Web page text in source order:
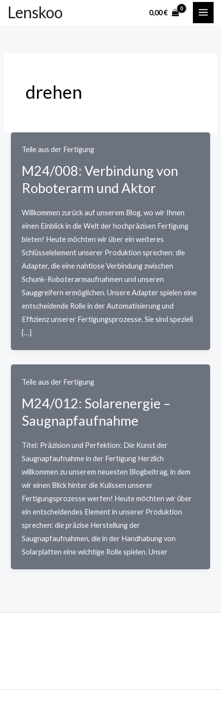
Zum
InhaltLenskoo 0,00€
drehen
Teile aus der Fertigung
M24/008: Verbindung von
Roboterarm und Aktor
Willkommen zurück auf unserem Blog, wo wir Ihnen
einen Einblick in die Welt der hochpräzisen Fertigung
bieten! Heute möchten wir über ein weiteres
Schlüsselelement unserer Produktion sprechen: die
Adapter, die eine nahtlose Verbindung zwischen
Schunk-Roboterarmaufnahmen und unseren
Sauggreifern ermöglichen. Unsere Adapter spielen eine
entscheidende Rolle in der Automatisierung und
Effizienz unserer Fertigungsprozesse. Sie sind speziell
[…]
Teile aus der Fertigung
M24/012: Solarenergie –
Saugnapfaufnahme
Titel: Präzision und Perfektion: Die Kunst der
Saugnapfaufnahme in der Fertigung Herzlich
willkommen zu unserem neuesten Blogbeitrag, in dem
wir einen Blick hinter die Kulissen unserer
Fertigungsprozesse werfen! Heute möchten wir über
ein entscheidendes Element in unserer Produktion
sprechen: die präzise Herstellung der
Saugnapfaufnahmen, die in der Handhabung von
Solarplatten eine wichtige Rolle spielen. Unser